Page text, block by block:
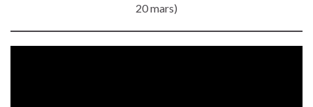
20 mars)